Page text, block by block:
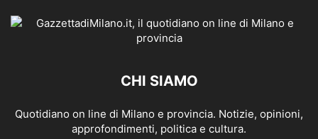
CHI SIAMO
Quotidiano on line di Milano e provincia. Notizie, opinioni,
approfondimenti, politica e cultura.